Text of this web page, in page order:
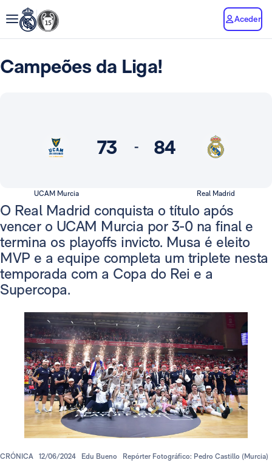
Aceder
Campeões da Liga!
73 - 84
UCAM Murcia Real Madrid
O Real Madrid conquista o título após
vencer o UCAM Murcia por 3-0 na final e
termina os playoffs invicto. Musa é eleito
MVP e a equipe completa um triplete nesta
temporada com a Copa do Rei e a
Supercopa.
CRÓNICA 12/06/2024 Edu Bueno Repórter Fotográfico: Pedro Castillo (Murcia)